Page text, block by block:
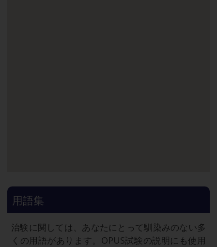
用語集
治験に関しては、あなたにとって馴染みのない多
くの用語があります。OPUS試験の説明にも使用